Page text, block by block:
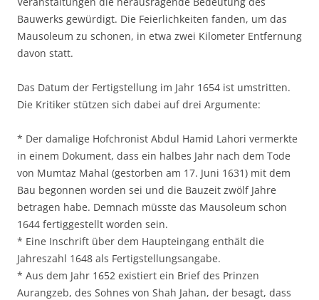
Bauwerks gewürdigt. Die Feierlichkeiten fanden, um das
Mausoleum zu schonen, in etwa zwei Kilometer Entfernung
davon statt.
Das Datum der Fertigstellung im Jahr 1654 ist umstritten.
Die Kritiker stützen sich dabei auf drei Argumente:
* Der damalige Hofchronist Abdul Hamid Lahori vermerkte
in einem Dokument, dass ein halbes Jahr nach dem Tode
von Mumtaz Mahal (gestorben am 17. Juni 1631) mit dem
Bau begonnen worden sei und die Bauzeit zwölf Jahre
betragen habe. Demnach müsste das Mausoleum schon
1644 fertiggestellt worden sein.
* Eine Inschrift über dem Haupteingang enthält die
Jahreszahl 1648 als Fertigstellungsangabe.
* Aus dem Jahr 1652 existiert ein Brief des Prinzen
Aurangzeb, des Sohnes von Shah Jahan, der besagt, dass